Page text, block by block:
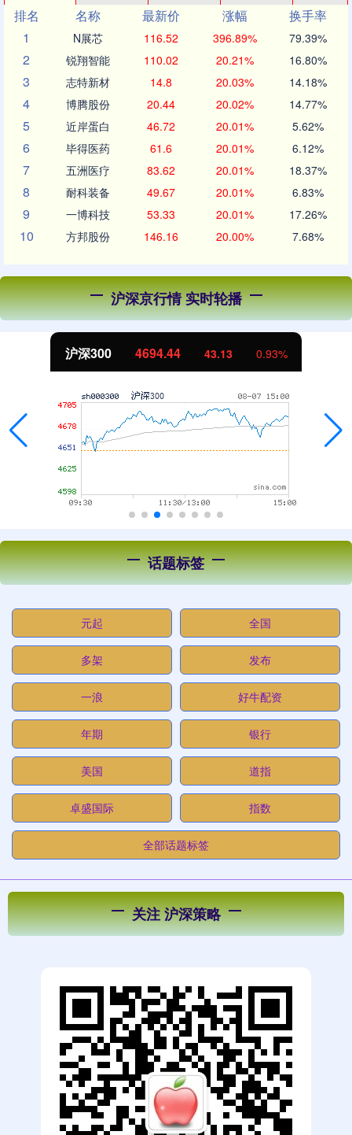
排名
名称 最新价 涨幅
换手率
1
N展芯 116.52 396.89% 79.39%
2 锐翔智能 110.02 20.21% 16.80%
3 志特新材 14.8 20.03% 14.18%
4 博腾股份 20.44 20.02% 14.77%
5 近岸蛋白 46.72 20.01% 5.62%
6 毕得医药 61.6 20.01% 6.12%
7 五洲医疗 83.62 20.01% 18.37%
8 耐科装备 49.67 20.01% 6.83%
9 一博科技 53.33 20.01% 17.26%
10 方邦股份 146.16 20.00% 7.68%
沪深京行情 实时轮播
沪深300 4694.44 43.13 0.93%
话题标签
元起 全国
多架 发布
一浪 好牛配资
年期 银行
美国 道指
卓盛国际 指数
全部话题标签
关注 沪深策略